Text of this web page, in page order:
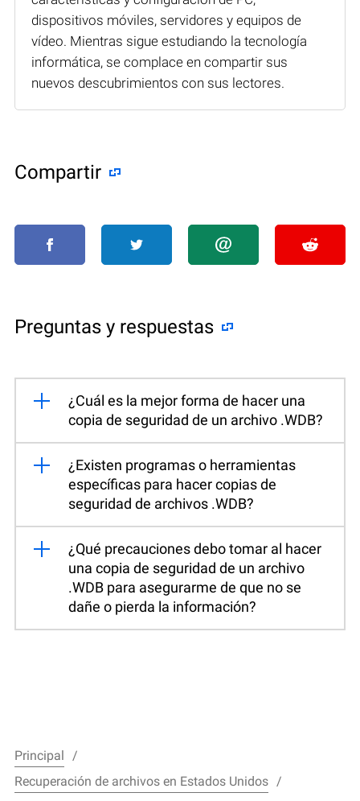
dispositivos móviles, servidores y equipos de
vídeo. Mientras sigue estudiando la tecnología
informática, se complace en compartir sus
nuevos descubrimientos con sus lectores.
Compartir
Preguntas y respuestas
¿Cuál es la mejor forma de hacer una
copia de seguridad de un archivo .WDB?
¿Existen programas o herramientas
específicas para hacer copias de
seguridad de archivos .WDB?
¿Qué precauciones debo tomar al hacer
una copia de seguridad de un archivo
.WDB para asegurarme de que no se
dañe o pierda la información?
Principal
Recuperación de archivos en Estados Unidos